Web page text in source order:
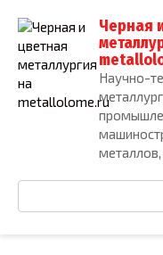
контенту
Черная
Научно-
металлов,